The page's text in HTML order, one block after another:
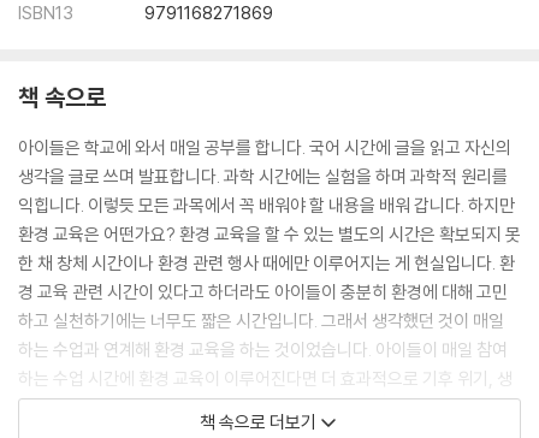
〈36〉 소비 계획을 세우고 전통 시장에서 지역 생산물을 구입해요
〈39〉 쓰레기를 줍는 손, ‘매커니컬 핸즈’를 만들어요
〈40〉 바다 쓰레기를 수거하는 진동 로봇을 만들어요
〈41〉 종이 현미경 ‘폴드스코프’를 만들어 식물을 관찰해요
[6장] 교실 속 생태 환경 수업 아이디어 - 미술 교과 연계
〈42〉 자연 풍경을 활용해 사진으로 그림을 그려요
〈43〉 파스텔과 OHP 필름을 활용해 자연의 모습을 표현해요
〈44〉 재활용한 나무판에 지끈과 털실로 동물을 표현해요
〈45〉 반구와 팝콘을 활용해 동물들이 사는 팝콘 나무를 만들어요
〈46〉 반구 두 개와 OHP 필름을 활용해 지구 모빌을 만들어요
〈47〉 오일 파스텔을 활용한 자연의 모습 그리기
ISBN13
9791168271869
책 속으로
아이들은 학교에 와서 매일 공부를 합니다. 국어 시간에 글을 읽고 자신의
생각을 글로 쓰며 발표합니다. 과학 시간에는 실험을 하며 과학적 원리를
익힙니다. 이렇듯 모든 과목에서 꼭 배워야 할 내용을 배워 갑니다. 하지만
환경 교육은 어떤가요? 환경 교육을 할 수 있는 별도의 시간은 확보되지 못
한 채 창체 시간이나 환경 관련 행사 때에만 이루어지는 게 현실입니다. 환
경 교육 관련 시간이 있다고 하더라도 아이들이 충분히 환경에 대해 고민
하고 실천하기에는 너무도 짧은 시간입니다. 그래서 생각했던 것이 매일
하는 수업과 연계해 환경 교육을 하는 것이었습니다. 아이들이 매일 참여
하는 수업 시간에 환경 교육이 이루어진다면 더 효과적으로 기후 위기, 생
태 환경 등에 대해 생각할 수 있겠다고 생각했습니다.
책 속으로 더보기